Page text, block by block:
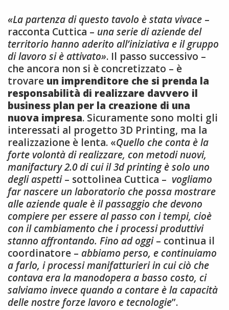
«La partenza di questo tavolo è stata vivace –
racconta Cuttica – una serie di aziende del
territorio hanno aderito all’iniziativa e il gruppo
di lavoro si è attivato». Il passo successivo –
che ancora non si è concretizzato – è
trovare un imprenditore che si prenda la
responsabilità di realizzare davvero il
business plan per la creazione di una
nuova impresa. Sicuramente sono molti gli
interessati al progetto 3D Printing, ma la
realizzazione è lenta. «Quello che conta è la
forte volontà di realizzare, con metodi nuovi,
manifactury 2.0 di cui il 3d printing è solo uno
degli aspetti– sottolinea Cuttica – vogliamo
far nascere un laboratorio che possa mostrare
alle aziende quale è il passaggio che devono
compiere per essere al passo con i tempi, cioè
con il cambiamento che i processi produttivi
stanno affrontando. Fino ad oggi– continua il
coordinatore – abbiamo perso, e continuiamo
a farlo, i processi manifatturieri in cui ciò che
contava era la manodopera a basso costo, ci
salviamo invece quando a contare è la capacità
delle nostre forze lavoro e tecnologie”.